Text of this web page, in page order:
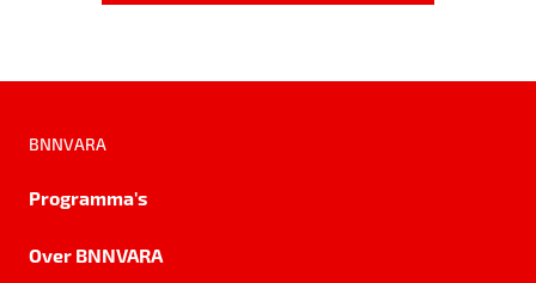
BNNVARA
Programma's
Over BNNVARA